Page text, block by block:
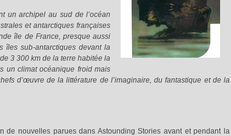
un archipel au sud de l’océan
et antarctiques françaises
île de France, presque aussi
îles sub-antarctiques devant la
3 300 km de la terre habitée la
un climat océanique froid mais
d’œuvre de la littérature de l’imaginaire, du fantastique et de la
de nouvelles parues dans Astounding Stories avant et pendant la